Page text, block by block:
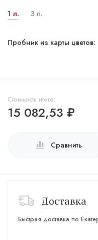
1 л. 3 л.
Пробник из карты цветов:
Стоимость итого:
15 082,53 ₽
Сравнить
Доставка
Быстрая доставка по